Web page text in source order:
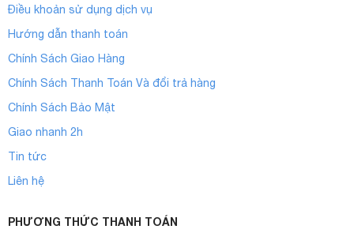
Điều khoản sử dụng dịch vụ
Hướng dẫn thanh toán
Chính Sách Giao Hàng
Chính Sách Thanh Toán Và đổi trả hàng
Chính Sách Bảo Mật
Giao nhanh 2h
Tin tức
Liên hệ
PHƯƠNG THỨC THANH TOÁN